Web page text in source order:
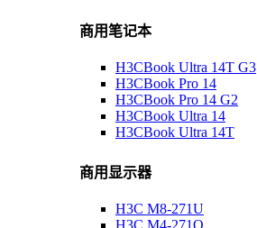
商用笔记本
H3CBook Ultra 14T G3
H3CBook Pro 14
H3CBook Pro 14 G2
H3CBook Ultra 14
H3CBook Ultra 14T
商用显示器
H3C M8-271U
H3C M4-271Q